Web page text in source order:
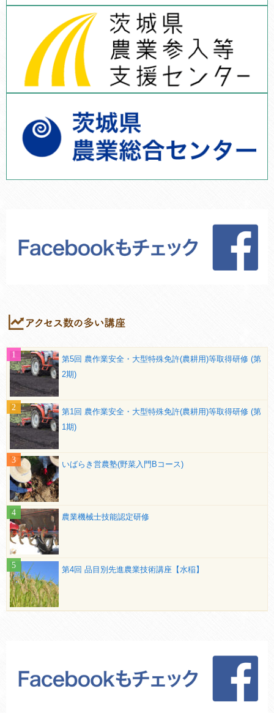
第5回 農作業安全・大型特殊免許(農耕用)等取得研修 (第
2期)
第1回 農作業安全・大型特殊免許(農耕用)等取得研修 (第
1期)
いばらき営農塾(野菜入門Bコース)
農業機械士技能認定研修
第4回 品目別先進農業技術講座【水稲】